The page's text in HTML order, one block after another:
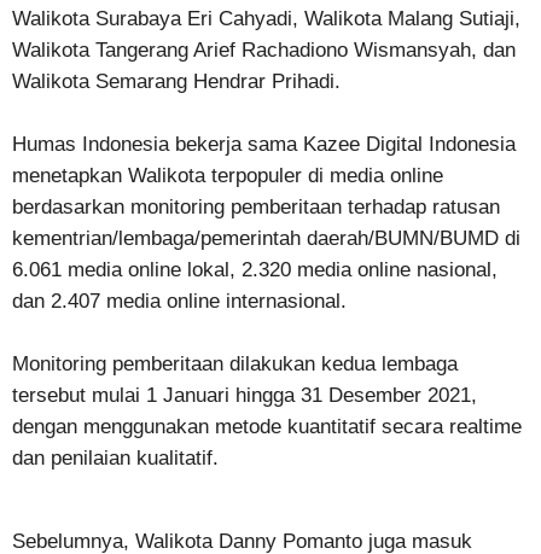
Walikota Surabaya Eri Cahyadi, Walikota Malang Sutiaji,
Walikota Tangerang Arief Rachadiono Wismansyah, dan
Walikota Semarang Hendrar Prihadi.
Humas Indonesia bekerja sama Kazee Digital Indonesia
menetapkan Walikota terpopuler di media online
berdasarkan monitoring pemberitaan terhadap ratusan
kementrian/lembaga/pemerintah daerah/BUMN/BUMD di
6.061 media online lokal, 2.320 media online nasional,
dan 2.407 media online internasional.
Monitoring pemberitaan dilakukan kedua lembaga
tersebut mulai 1 Januari hingga 31 Desember 2021,
dengan menggunakan metode kuantitatif secara realtime
dan penilaian kualitatif.
Sebelumnya, Walikota Danny Pomanto juga masuk